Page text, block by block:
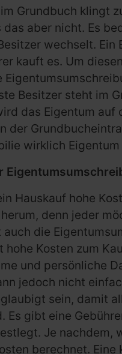
Grundbuch klingt
aber nicht. Es
wechselt. Ein
kauft es. Um
Besitzer steht im
das Eigentum auf
der
wirklich
Hauskauf hohe
denn jeder
die
hohe Kosten zum
und persönliche
jedoch nicht
sein, damit
Es gibt eine
Je nachdem,
berechnet.